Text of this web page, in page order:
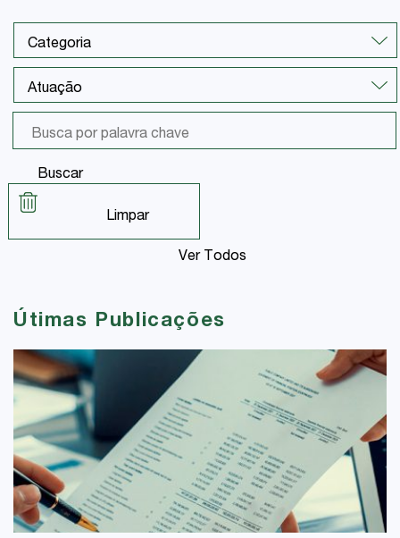
Buscar
Limpar
Ver Todos
Útimas Publicações